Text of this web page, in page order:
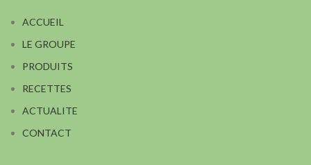
ACCUEIL
LE GROUPE
PRODUITS
RECETTES
ACTUALITE
CONTACT